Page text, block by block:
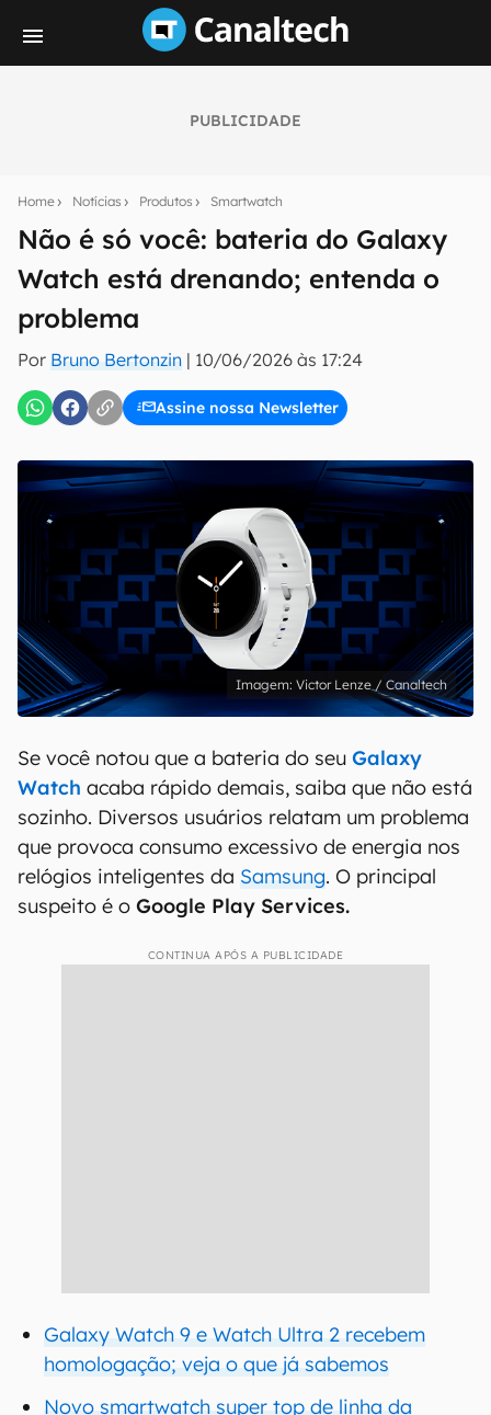
PUBLICIDADE
Home Notícias Produtos Smartwatch
Não é só você: bateria do Galaxy
Watch está drenando; entenda o
problema
Por Bruno Bertonzin | 10/06/2026 às 17:24
Assine nossa Newsletter
notícias e reviews sobre tecnologia em primeira
mão.
E-mail
inscreva-se
Uso e Política de Privacidade do Canaltech.
Victor Lenze / Canaltech
Se você notou que a bateria do seu Galaxy
Watch acaba rápido demais, saiba que não está
sozinho. Diversos usuários relatam um problema
que provoca consumo excessivo de energia nos
relógios inteligentes da Samsung. O principal
suspeito é o Google Play Services.
CONTINUA APÓS A PUBLICIDADE
Galaxy Watch 9 e Watch Ultra 2 recebem
homologação; veja o que já sabemos
Novo smartwatch super top de linha da